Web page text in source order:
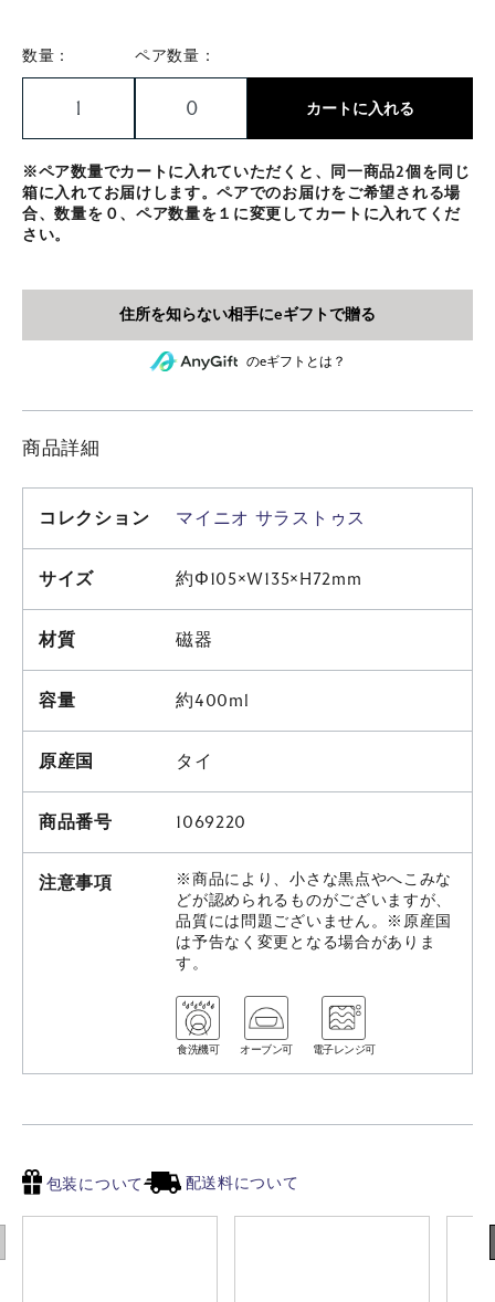
数量： ペア数量：
カートに入れる
※ペア数量でカートに入れていただくと、同一商品2個を同じ
箱に入れてお届けします。ペアでのお届けをご希望される場
合、数量を０、ペア数量を１に変更してカートに入れてくだ
さい。
のeギフトとは？
商品詳細
コレクション マイニオ サラストゥス
サイズ 約Φ105×W135×H72mm
材質 磁器
容量 約400ml
原産国 タイ
商品番号 1069220
注意事項
※商品により、小さな黒点やへこみな
どが認められるものがございますが、
品質には問題ございません。※原産国
は予告なく変更となる場合がありま
す。
食洗機可 オーブン可 電子レンジ可
包装について 配送料について